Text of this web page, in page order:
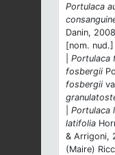
Portulaca
Danin,
[nom. nud.]
Portulaca
fosbergii
fosbergii
Portulaca
latifolia
& Arrigoni,
(Maire)